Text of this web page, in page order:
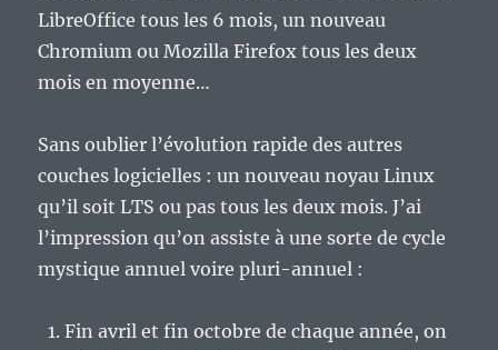
LibreOffice tous les 6 mois, un nouveau
Chromium ou Mozilla Firefox tous les deux
mois en moyenne…
Sans oublier l’évolution rapide des autres
couches logicielles : un nouveau noyau Linux
qu’il soit LTS ou pas tous les deux mois. J’ai
l’impression qu’on assiste à une sorte de cycle
mystique annuel voire pluri-annuel :
Fin avril et fin octobre de chaque année, on